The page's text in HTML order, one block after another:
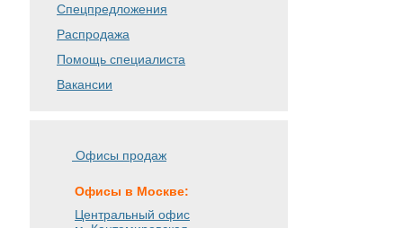
Спецпредложения
Распродажа
Помощь специалиста
Вакансии
Офисы продаж
Офисы в Москве:
Центральный офис